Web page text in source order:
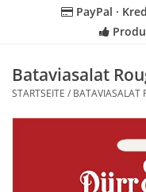
Kräuter
PayPal ·
Bataviasalat
STARTSEITE / BATAVIASALAT